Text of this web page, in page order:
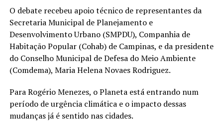
O debate recebeu apoio técnico de representantes da
Secretaria Municipal de Planejamento e
Desenvolvimento Urbano (SMPDU), Companhia de
Habitação Popular (Cohab) de Campinas, e da presidente
do Conselho Municipal de Defesa do Meio Ambiente
(Comdema), Maria Helena Novaes Rodriguez.
Para Rogério Menezes, o Planeta está entrando num
período de urgência climática e o impacto dessas
mudanças já é sentido nas cidades.